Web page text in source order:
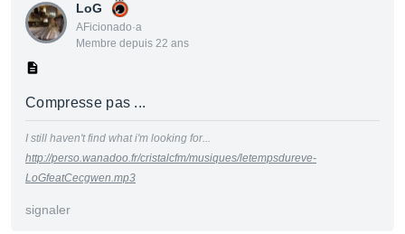
LoG
AFicionado·a
Membre depuis 22 ans
Compresse pas ...
I still haven't find what i'm looking for...
http://perso.wanadoo.fr/cristalcfm/musiques/letempsdureve-
LoGfeatCecgwen.mp3
signaler